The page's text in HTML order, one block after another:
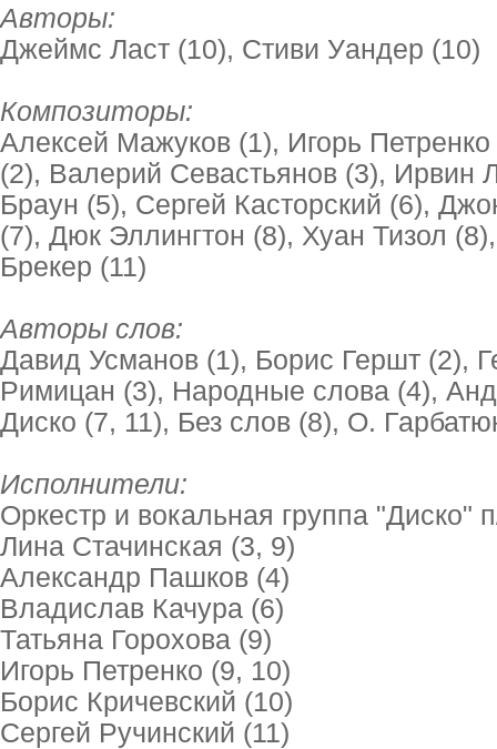
Авторы:
Джеймс Ласт (10), Стиви Уандер (10)
Композиторы:
Алексей Мажуков (1), Игорь
(2), Валерий Севастьянов (3), Ирвин
Браун (5), Сергей Касторский (6),
(7), Дюк Эллингтон (8), Хуан Тизол
Брекер (11)
Авторы слов:
Давид Усманов (1), Борис Гершт (2),
Римицан (3), Народные слова (4),
Диско (7, 11), Без слов (8), О.
Исполнители:
Оркестр и вокальная группа "Диско"
Лина Стачинская (3, 9)
Александр Пашков (4)
Владислав Качура (6)
Татьяна Горохова (9)
Игорь Петренко (9, 10)
Борис Кричевский (10)
Сергей Ручинский (11)